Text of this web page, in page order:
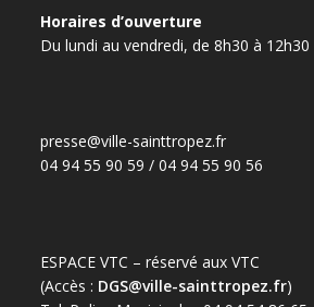
Horaires d’ouverture
Du lundi au vendredi, de 8h30 à
presse@ville-sainttropez.fr
04 94 55 90 59 / 04 94 55 90 56
ESPACE VTC – réservé aux VTC
(Accès : DGS@ville-sainttropez.fr)